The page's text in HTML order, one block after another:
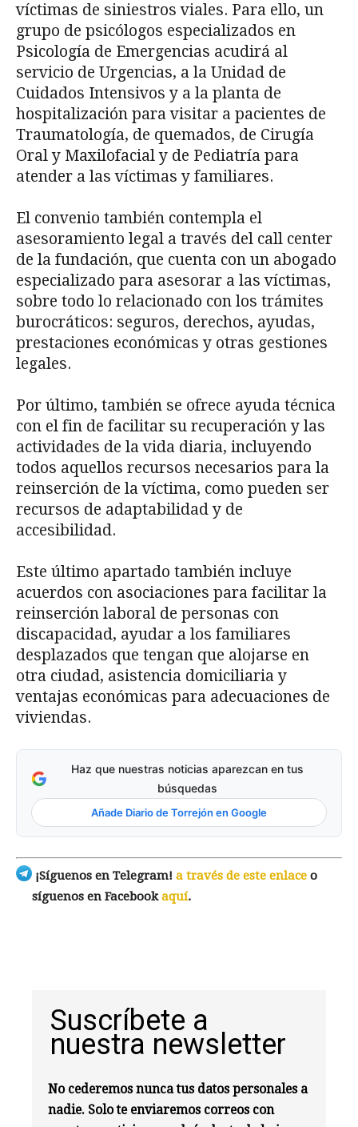
víctimas de siniestros viales. Para ello, un
grupo de psicólogos especializados en
Psicología de Emergencias acudirá al
servicio de Urgencias, a la Unidad de
Cuidados Intensivos y a la planta de
hospitalización para visitar a pacientes de
Traumatología, de quemados, de Cirugía
Oral y Maxilofacial y de Pediatría para
atender a las víctimas y familiares.
El convenio también contempla el
asesoramiento legal a través del call center
de la fundación, que cuenta con un abogado
especializado para asesorar a las víctimas,
sobre todo lo relacionado con los trámites
burocráticos: seguros, derechos, ayudas,
prestaciones económicas y otras gestiones
legales.
Por último, también se ofrece ayuda técnica
con el fin de facilitar su recuperación y las
actividades de la vida diaria, incluyendo
todos aquellos recursos necesarios para la
reinserción de la víctima, como pueden ser
recursos de adaptabilidad y de
accesibilidad.
Este último apartado también incluye
acuerdos con asociaciones para facilitar la
reinserción laboral de personas con
discapacidad, ayudar a los familiares
desplazados que tengan que alojarse en
otra ciudad, asistencia domiciliaria y
ventajas económicas para adecuaciones de
viviendas.
Haz que nuestras noticias aparezcan en tus
búsquedas
Añade Diario de Torrejón en Google
¡Síguenos en Telegram! a través de este enlace o
síguenos en Facebookaquí.
Suscríbete a
nuestra newsletter
No cederemos nunca tus datos personales a
nadie. Solo te enviaremos correos con